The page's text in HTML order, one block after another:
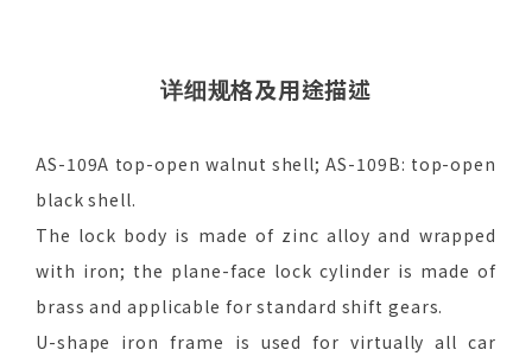
详细规格及用途描述
AS-109A top-open walnut shell; AS-109B: top-open
black shell.
The lock body is made of zinc alloy and wrapped
with iron; the plane-face lock cylinder is made of
brass and applicable for standard shift gears.
U-shape iron frame is used for virtually all car